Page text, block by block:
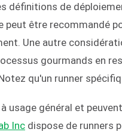
définitions de
peut être recommandé
Une autre
gourmands en
qu'un runner
usage général et
Inc dispose de runners